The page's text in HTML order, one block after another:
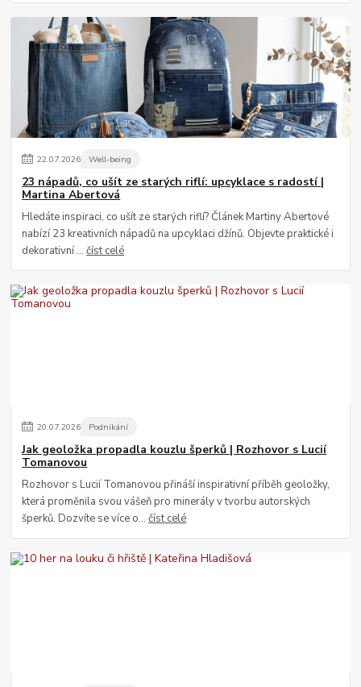
22.07.2026 Well-being
23 nápadů, co ušít ze starých riflí: upcyklace s radostí |
Martina Abertová
Hledáte inspiraci, co ušít ze starých riflí? Článek Martiny Abertové
nabízí 23 kreativních nápadů na upcyklaci džínů. Objevte praktické i
dekorativní ...číst celé
20.07.2026 Podnikání
Jak geoložka propadla kouzlu šperků | Rozhovor s Lucií
Tomanovou
Rozhovor s Lucií Tomanovou přináší inspirativní příběh geoložky,
která proměnila svou vášeň pro minerály v tvorbu autorských
šperků. Dozvíte se více o...číst celé